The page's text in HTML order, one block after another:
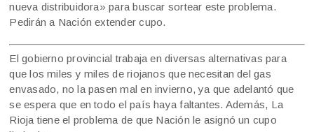
nueva distribuidora» para buscar sortear este problema.
Pedirán a Nación extender cupo.
El gobierno provincial trabaja en diversas alternativas para
que los miles y miles de riojanos que necesitan del gas
envasado, no la pasen mal en invierno, ya que adelantó que
se espera que en todo el país haya faltantes. Además, La
Rioja tiene el problema de que Nación le asignó un cupo